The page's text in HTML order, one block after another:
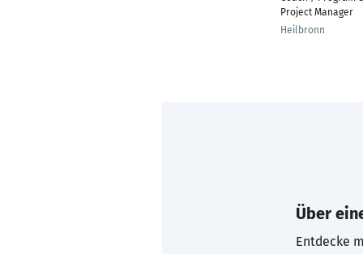
Project Manager
Heilbronn
Über
Entdecke